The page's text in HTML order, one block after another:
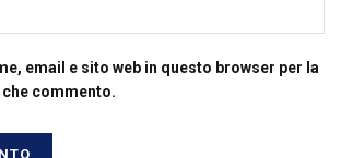
email e sito web in questo browser per la
commento.